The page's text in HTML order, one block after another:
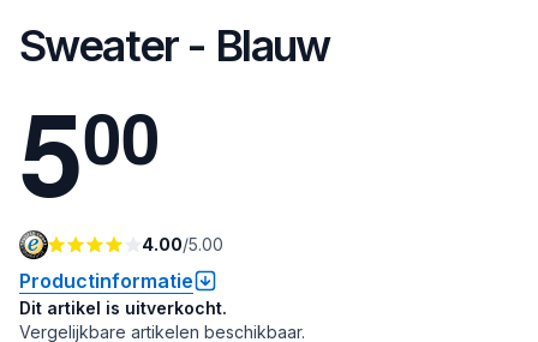
Sweater - Blauw
500
4.00/5.00
Productinformatie
Dit artikel is uitverkocht.
Vergelijkbare artikelen beschikbaar.